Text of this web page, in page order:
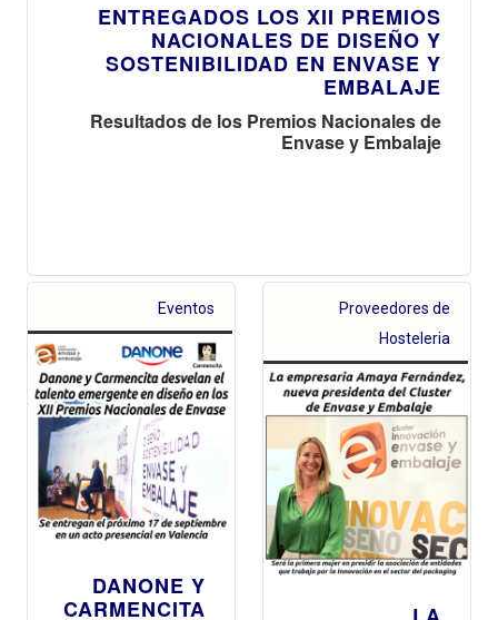
ENTREGADOS LOS XII PREMIOS
NACIONALES DE DISEÑO Y
SOSTENIBILIDAD EN ENVASE Y
EMBALAJE
Resultados de los Premios Nacionales de
Envase y Embalaje
Eventos
DANONE Y
CARMENCITA
Proveedores de
Hosteleria